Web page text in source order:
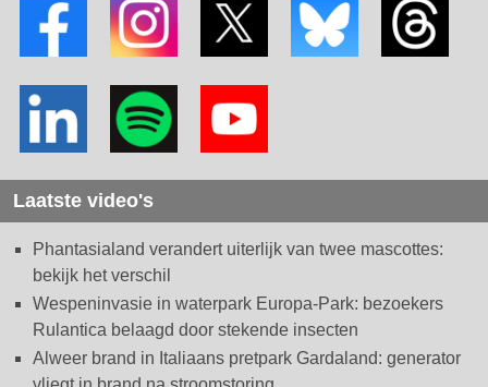
Laatste video's
Phantasialand verandert uiterlijk van twee mascottes:
bekijk het verschil
Wespeninvasie in waterpark Europa-Park: bezoekers
Rulantica belaagd door stekende insecten
Alweer brand in Italiaans pretpark Gardaland: generator